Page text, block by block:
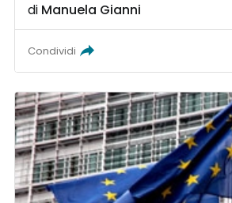
di Manuela Gianni
Condividi